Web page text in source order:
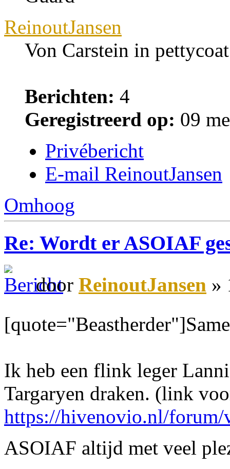
ReinoutJansen
Von Carstein in pettycoat
Berichten: 4
Geregistreerd op: 09
Privébericht
E-mail ReinoutJansen
Omhoog
Re: Wordt er ASOIAF
door ReinoutJansen »
Ik heb een flink leger
Targaryen draken. (link
https://hivenovio.nl/
ASOIAF altijd met veel